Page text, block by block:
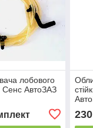
лобового
Сенс АвтоЗАЗ
230